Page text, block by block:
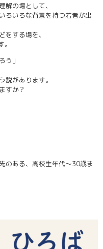
の場として、
ろいろな背景を持つ若者が出
する場を、
う」
説があります。
すか？
のある、高校生年代～30歳ま